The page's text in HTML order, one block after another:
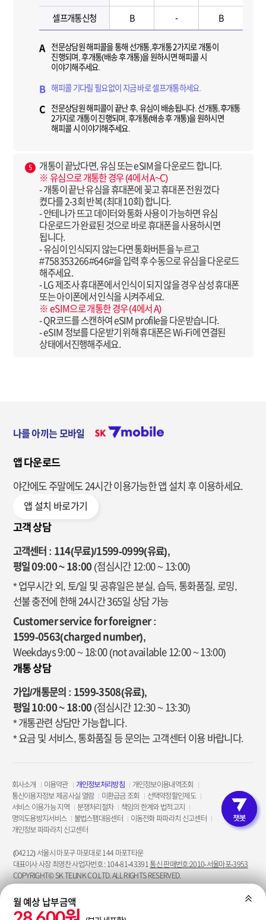
고객인증
셀프개통신청 B - B
A
전문상담원 해피콜을 통해 선개통,후개통 2가지로 개통이
진행되며, 후개통(배송 후 개통)을 원하시면 해피콜 시
이야기해주세요.
B 해피콜 기다릴 필요없이 지금 바로 셀프개통하세요.
C
전문상담원 해피콜이 끝난 후, 유심이 배송됩니다. 선개통,후개통
2가지로 개통이 진행되며, 후개통(배송 후 개통)을 원하시면
해피콜 시 이야기해주세요.
5
개통이 끝났다면, 유심 또는 eSIM을 다운로드 합니다.
※ 유심으로 개통한 경우 (4에서 A~C)
- 개통이 끝난 유심을 휴대폰에 꽂고 휴대폰 전원 껐다
켰다를 2-3회 반복 (최대 10회) 합니다.
- 안테나가 뜨고 데이터와 통화 사용이 가능하면 유심
다운로드가 완료된 것으로 바로 휴대폰을 사용하시면
됩니다.
- 유심이 인식되지 않는다면 통화버튼을 누르고
#758353266#646#을 입력 후 수동으로 유심을 다운로드
해주세요.
- LG 제조사 휴대폰에서 인식이 되지 않을 경우 삼성 휴대폰
또는 아이폰에서 인식을 시켜주세요.
※ eSIM으로 개통한 경우 (4에서 A)
- QR코드를 스캔하여 eSIM profile을 다운받습니다.
- eSIM 정보를 다운받기 위해 휴대폰은 Wi-Fi에 연결된
상태에서진행해주세요.
펼치
월 예상 납부금액
나를 아끼는 모바일
앱 다운로드
야간에도 주말에도 24시간 이용가능한앱 설치 후 이용하세요.
앱 설치 바로가기
고객 상담
고객센터 : 114(무료)/1599-0999(유료),
평일 09:00 ~ 18:00 (점심시간 12:00 ~ 13:00)
* 업무시간 외, 토/일 및 공휴일은 분실, 습득, 통화품질, 로밍,
선불 충전에 한해 24시간 365일 상담 가능
Customer service for foreigner :
1599-0563(charged number),
Weekdays 9:00 ~ 18:00 (not available 12:00 ~ 13:00)
개통 상담
가입/개통문의 : 1599-3508(유료),
평일 10:00 ~ 18:00 (점심시간 12:30 ~ 13:30)
* 개통관련 상담만 가능합니다.
* 요금 및 서비스, 통화품질 등 문의는 고객센터 이용 바랍니다.
회사소개 이용약관 개인정보처리방침
개인정보이용내역조회
통신이용자정보 제공사실 열람
미환급금 조회
선택약정할인제도
서비스 이용가능 지역
분쟁처리절차
책임의 한계와 법적고지
명의도용방지서비스
불법스팸대응센터
이동전화 파파라치 신고센터
개인정보 파파라치 신고센터
(04212) 서울시 마포구 마포대로 144 마포T타운
대표이사 사장 최영찬 사업자번호 : 104-81-43391통신 판매번호:2010-서울마포-3953
COPYRIGHT© SK TELINK CO.LTD. ALL RIGHTS RESERVED.